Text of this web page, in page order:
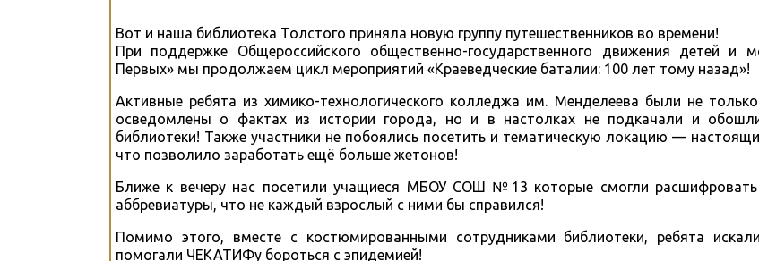
Вот и наша библиотека Толстого приняла новую группу путешественников во времени!
При поддержке Общероссийского общественно-государственного движения детей и
Первых» мы продолжаем цикл мероприятий «Краеведческие баталии: 100 лет тому назад»!
Активные ребята из химико-технологического колледжа им. Менделеева были не
осведомлены о фактах из истории города, но и в настолках не подкачали и
библиотеки! Также участники не побоялись посетить и тематическую локацию —
что позволило заработать ещё больше жетонов!
Ближе к вечеру нас посетили учащиеся МБОУ СОШ №13 которые смогли
аббревиатуры, что не каждый взрослый с ними бы справился!
Помимо этого, вместе с костюмированными сотрудниками библиотеки, ребята
помогали ЧЕКАТИФу бороться с эпидемией!